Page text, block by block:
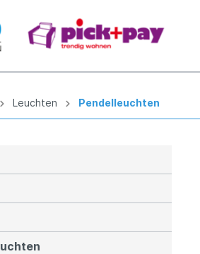
Leuchten Pendelleuchten